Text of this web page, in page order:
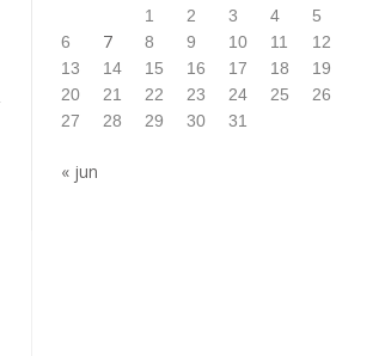
1
2 3 4
5
6
7 8 9 10 11
12
13
14 15 16 17 18
19
20
21 22 23 24 25
26
27
28 29 30 31
« jun